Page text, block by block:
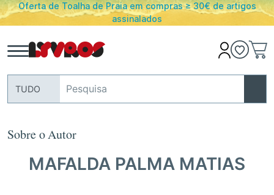
Oferta de Toalha de Praia em compras ≥ 30€ de artigos
assinalados
TUDO
Sobre o Autor
MAFALDA PALMA MATIAS